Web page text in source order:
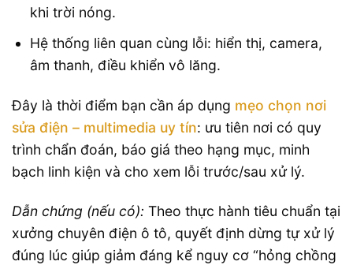
khi trời nóng.
Hệ thống liên quan cùng lỗi: hiển thị, camera,
âm thanh, điều khiển vô lăng.
Đây là thời điểm bạn cần áp dụng mẹo chọn nơi
sửa điện – multimedia uy tín: ưu tiên nơi có quy
trình chẩn đoán, báo giá theo hạng mục, minh
bạch linh kiện và cho xem lỗi trước/sau xử lý.
Dẫn chứng (nếu có): Theo thực hành tiêu chuẩn tại
xưởng chuyên điện ô tô, quyết định dừng tự xử lý
đúng lúc giúp giảm đáng kể nguy cơ “hỏng chồng